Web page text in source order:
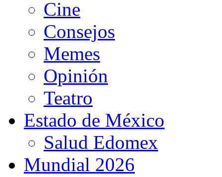
Cine
Consejos
Memes
Opinión
Teatro
Estado de México
Salud Edomex
Mundial 2026